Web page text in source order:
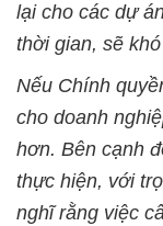
lại cho các dự
thời gian, sẽ
Nếu Chính
cho doanh
hơn. Bên cạnh
thực hiện, với
nghĩ rằng việc